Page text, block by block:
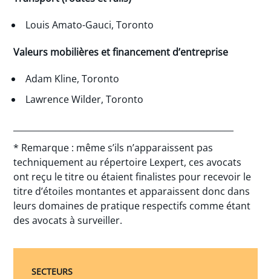
Louis Amato-Gauci, Toronto
Valeurs mobilières et financement d’entreprise
Adam Kline, Toronto
Lawrence Wilder, Toronto
* Remarque : même s’ils n’apparaissent pas
techniquement au répertoire Lexpert, ces avocats
ont reçu le titre ou étaient finalistes pour recevoir le
titre d’étoiles montantes et apparaissent donc dans
leurs domaines de pratique respectifs comme étant
des avocats à surveiller.
SECTEURS